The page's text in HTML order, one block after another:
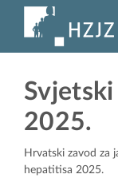
2025.
Hrvatski zavod za
hepatitisa 2025.